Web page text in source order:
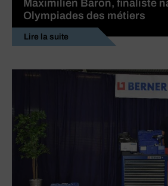
Maximilien Baron, finaliste
Olympiades des métiers
Lire la suite